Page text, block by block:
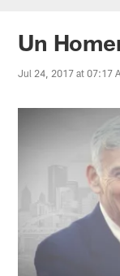
Un
Jul 24, 2017 at 07:17